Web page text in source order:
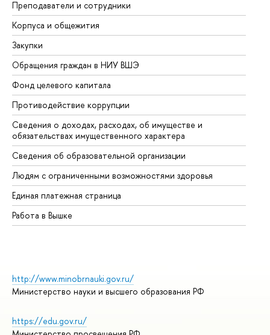
Преподаватели и сотрудники
Корпуса и общежития
Закупки
Обращения граждан в НИУ ВШЭ
Фонд целевого капитала
Противодействие коррупции
Сведения о доходах, расходах, об имуществе и
обязательствах имущественного характера
Сведения об образовательной организации
Людям с ограниченными возможностями здоровья
Единая платежная страница
Работа в Вышке
http://www.minobrnauki.gov.ru/
Министерство науки и высшего образования РФ
https://edu.gov.ru/